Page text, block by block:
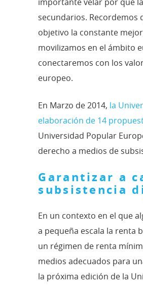
secundarios. Recordemos
objetivo la constante
movilizamos en el ámbito
conectaremos con los
europeo.
En Marzo de 2014, la
elaboración de 14
Universidad Popular
derecho a medios de
Garantizar a
subsistencia
En un contexto en el que
a pequeña escala la renta
un régimen de renta
medios adecuados para
la próxima edición de la